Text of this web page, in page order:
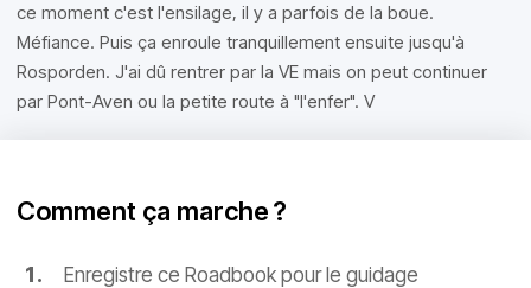
ce moment c'est l'ensilage, il y a parfois de la boue.
Méfiance. Puis ça enroule tranquillement ensuite jusqu'à
Rosporden. J'ai dû rentrer par la VE mais on peut continuer
par Pont-Aven ou la petite route à "l'enfer". V
Comment ça marche ?
Enregistre ce Roadbook pour le guidage